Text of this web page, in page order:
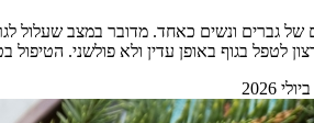
ונשים כאחד. מדובר במצב שעלול
לטפל בגוף באופן עדין ולא פולשני.